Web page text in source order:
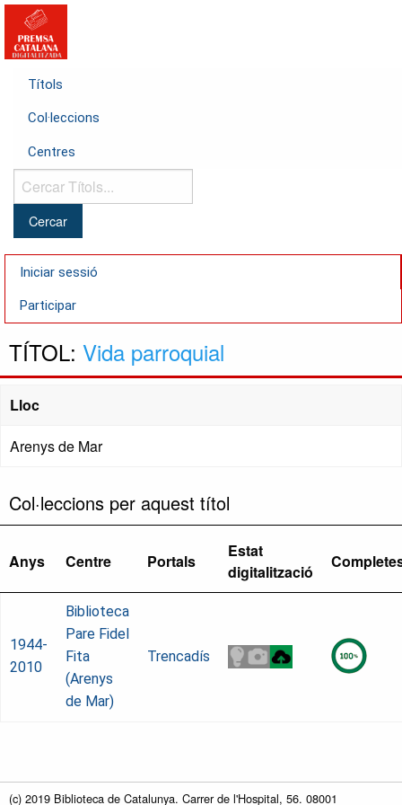
Títols
Col·leccions
Centres
Cercar
Títols...
Iniciar sessió
Participar
TÍTOL: Vida parroquial
Lloc
Arenys de Mar
Col·leccions per aquest títol
Anys Centre Portals
Estat
digitalització
1944-
2010
Biblioteca
Pare Fidel
Fita
(Arenys
de Mar)
Trencadís
(c) 2019 Biblioteca de Catalunya. Carrer de l'Hospital, 56. 08001